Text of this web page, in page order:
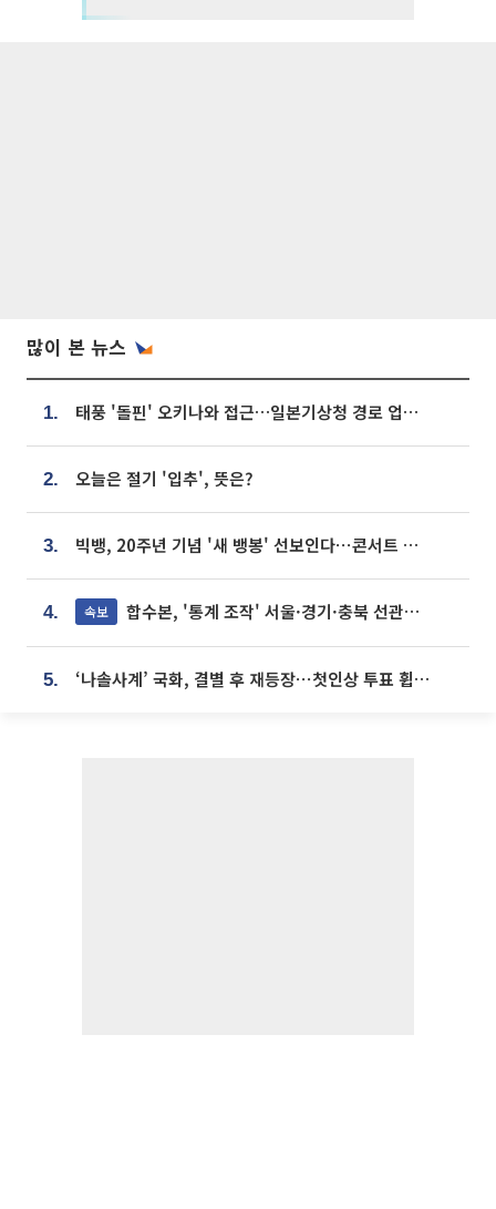
많이 본 뉴스
1. 태풍 '돌핀' 오키나와 접근…일본기상청 경로 업데이트
2. 오늘은 절기 '입추', 뜻은?
3. 빅뱅, 20주년 기념 '새 뱅봉' 선보인다⋯콘서트 앞두고 팝업 개최
4. 속보 합수본, '통계 조작' 서울·경기·충북 선관위 등 추가 압수수색
5. ‘나솔사계’ 국화, 결별 후 재등장⋯첫인상 투표 휩쓸고 ‘인기녀’ 등극